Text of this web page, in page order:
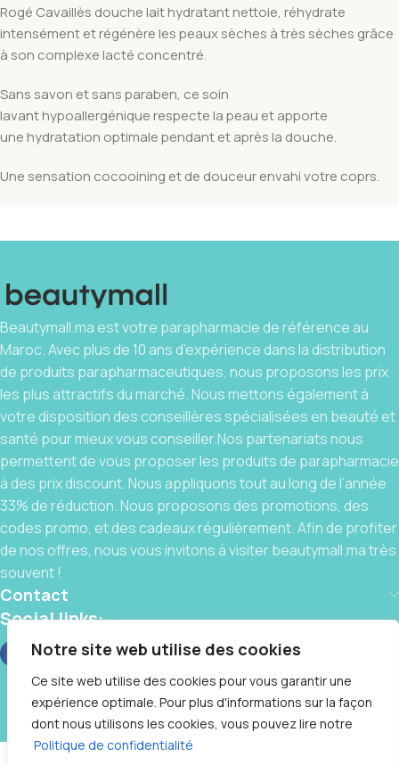
Notre site web utilise des cookies
Ce site web utilise des cookies pour vous garantir une
expérience optimale. Pour plus d'informations sur la façon
dont nous utilisons les cookies, vous pouvez lire notre
Politique de confidentialité
Rogé Cavaillès douche lait hydratant nettoie, réhydrate
intensément et régénère les peaux sèches à très sèches grâce
à son complexe lacté concentré.
Sans savon et sans paraben, ce soin
lavant hypoallergénique respecte la peau et apporte
une hydratation optimale pendant et après la douche.
Une sensation cocooining et de douceur envahi votre coprs.
Beautymall.ma est votre parapharmacie de référence au
Maroc. Avec plus de 10 ans d’expérience dans la distribution
de produits parapharmaceutiques, nous proposons les prix
les plus attractifs du marché. Nous mettons également à
votre disposition des conseillères spécialisées en beauté et
santé pour mieux vous conseiller.Nos partenariats nous
permettent de vous proposer les produits de parapharmacie
à des prix discount. Nous appliquons tout au long de l’année
33% de réduction. Nous proposons des promotions, des
codes promo, et des cadeaux régulièrement. Afin de profiter
de nos offres, nous vous invitons à visiter beautymall.ma très
souvent !
Contact
Social links:
BeautyMall © 2025 By IT CLUB ❤️, Tous Droits Réservés
Rogé
Cavaillès
Contactez-nous